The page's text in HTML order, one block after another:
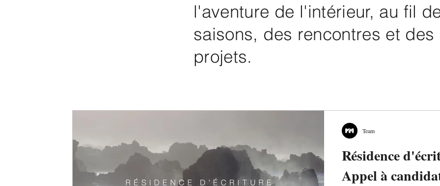
l'aventure de l'intérieur, au fil
saisons, des rencontres et des
projets.
Résidence
Appel à
Team